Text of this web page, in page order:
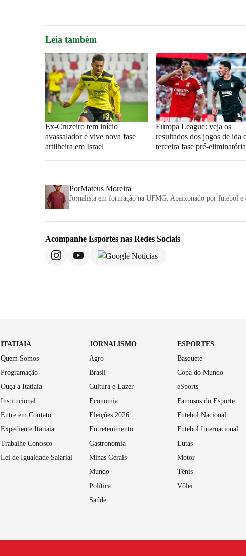
Leia também
Ex-Cruzeiro tem início
avassalador e vive nova fase
artilheira em Israel
Europa League: veja os
resultados dos jogos de ida
terceira fase pré-eliminatória
PorMateus Moreira
Jornalista em formação na UFMG. Apaixonado por futebol e
Acompanhe Esportes nas Redes Sociais
ITATIAIA
Quem Somos
Programação
Ouça a Itatiaia
Institucional
Entre em Contato
Expediente Itatiaia
Trabalhe Conosco
Lei de Igualdade Salarial
JORNALISMO
Agro
Brasil
Cultura e Lazer
Economia
Eleições 2026
Entretenimento
Gastronomia
Minas Gerais
Mundo
Política
Saúde
ESPORTES
Basquete
Copa do Mundo
eSports
Famosos do Esporte
Futebol Nacional
Futebol Internacional
Lutas
Motor
Tênis
Vôlei